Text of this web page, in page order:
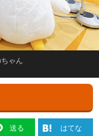
ゃん
送る はてな